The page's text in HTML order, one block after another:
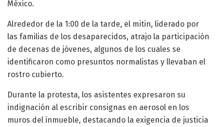
México.
Alrededor de la 1:00 de la tarde, el mitin, liderado por
las familias de los desaparecidos, atrajo la participación
de decenas de jóvenes, algunos de los cuales se
identificaron como presuntos normalistas y llevaban el
rostro cubierto.
Durante la protesta, los asistentes expresaron su
indignación al escribir consignas en aerosol en los
muros del inmueble, destacando la exigencia de justicia